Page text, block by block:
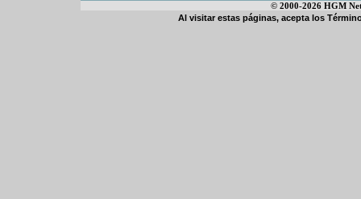
© 2000-2026 HGM
Al visitar estas páginas, acepta los